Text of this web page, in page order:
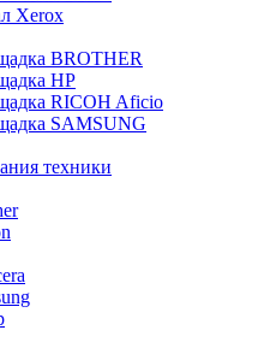
Xerox
BROTHER
HP
RICOH Aficio
SAMSUNG
техники